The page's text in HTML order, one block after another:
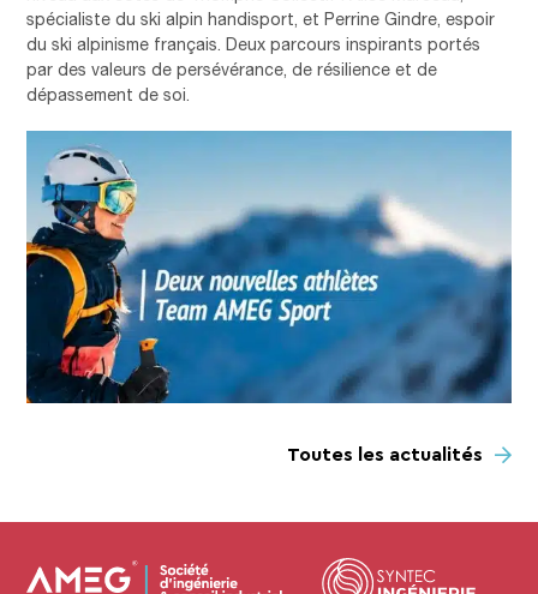
spécialiste du ski alpin handisport, et Perrine Gindre, espoir
du ski alpinisme français. Deux parcours inspirants portés
par des valeurs de persévérance, de résilience et de
dépassement de soi.
Toutes les actualités